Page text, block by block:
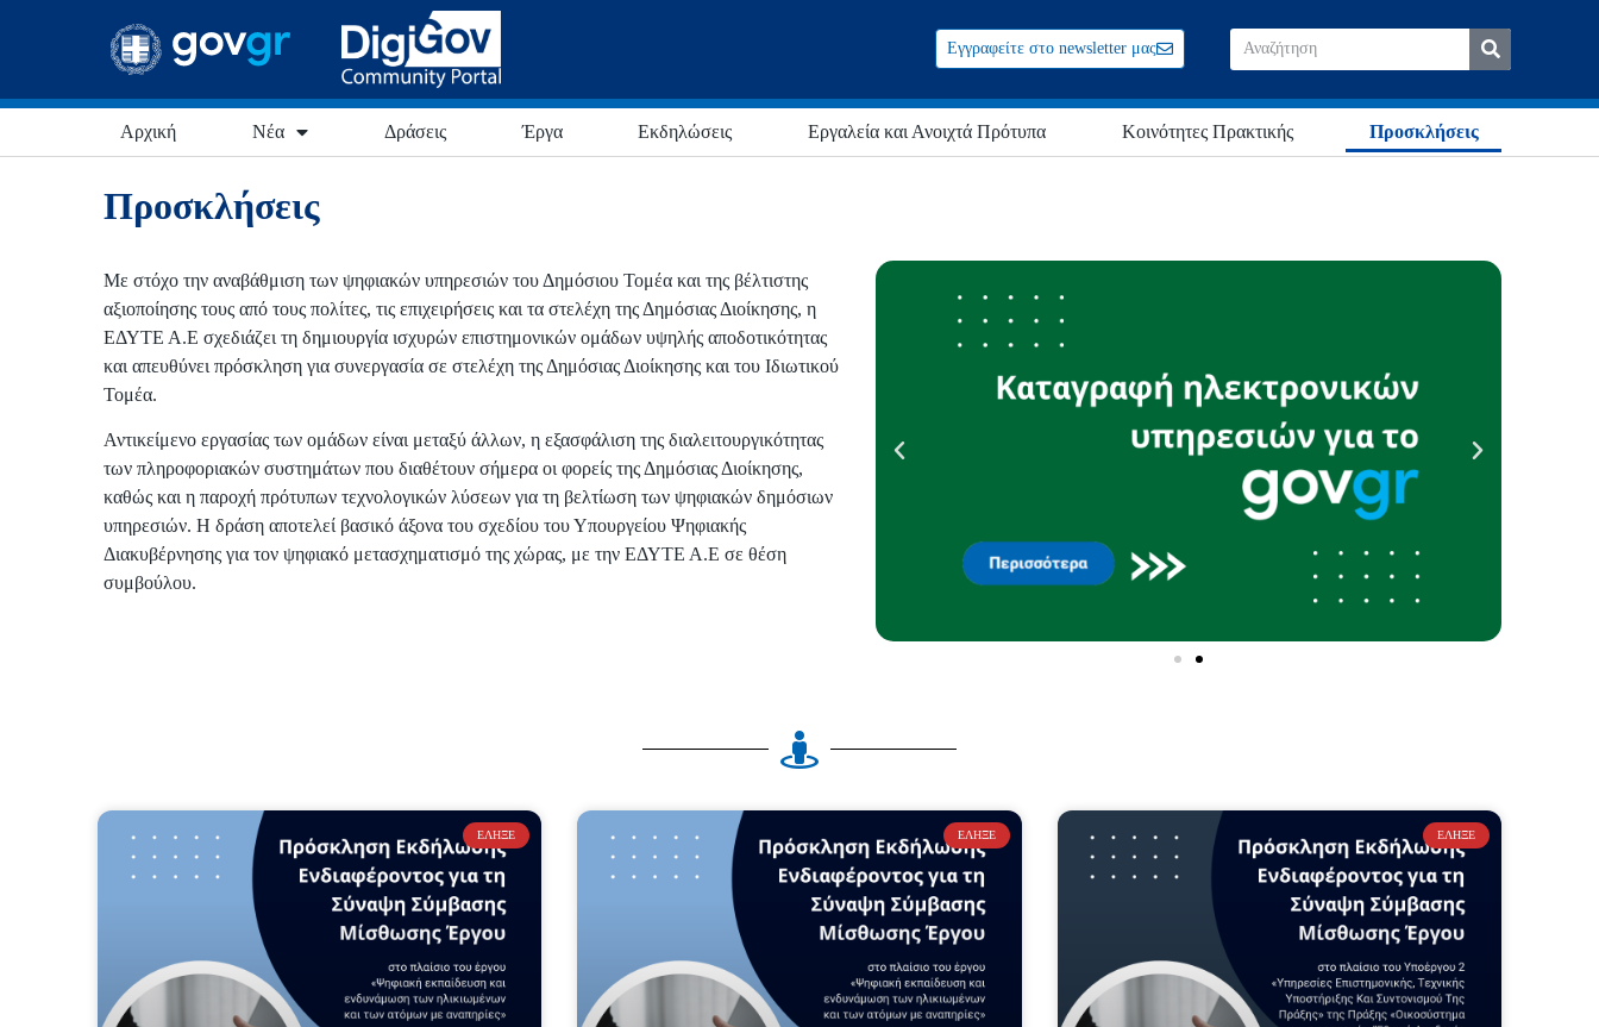
Εγγραφείτε στο newsletter μας
Αρχική Νέα Δράσεις Έργα Εκδηλώσεις Εργαλεία και Ανοιχτά Πρότυπα Κοινότητες Πρακτικής Προσκλήσεις
Προσκλήσεις
Με στόχο την αναβάθμιση των ψηφιακών υπηρεσιών του Δημόσιου Τομέα και της βέλτιστης
αξιοποίησης τους από τους πολίτες, τις επιχειρήσεις και τα στελέχη της Δημόσιας Διοίκησης, η
ΕΔΥΤΕ Α.Ε σχεδιάζει τη δημιουργία ισχυρών επιστημονικών ομάδων υψηλής αποδοτικότητας
και απευθύνει πρόσκληση για συνεργασία σε στελέχη της Δημόσιας Διοίκησης και του Ιδιωτικού
Τομέα.
Αντικείμενο εργασίας των ομάδων είναι μεταξύ άλλων, η εξασφάλιση της διαλειτουργικότητας
των πληροφοριακών συστημάτων που διαθέτουν σήμερα οι φορείς της Δημόσιας Διοίκησης,
καθώς και η παροχή πρότυπων τεχνολογικών λύσεων για τη βελτίωση των ψηφιακών δημόσιων
υπηρεσιών. Η δράση αποτελεί βασικό άξονα του σχεδίου του Υπουργείου Ψηφιακής
Διακυβέρνησης για τον ψηφιακό μετασχηματισμό της χώρας, με την ΕΔΥΤΕ Α.Ε σε θέση
συμβούλου.
ΈΛΗΞΕ ΈΛΗΞΕ ΈΛΗΞΕ